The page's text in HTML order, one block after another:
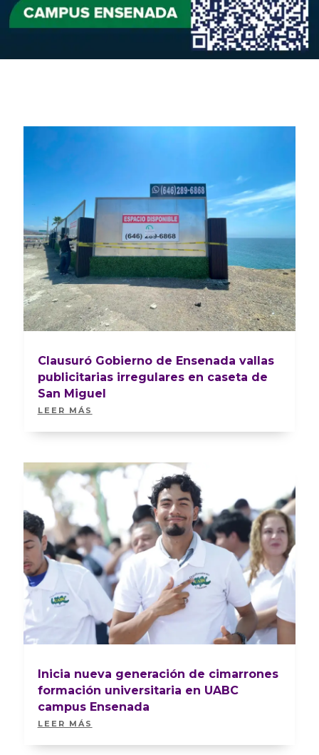
Clausuró Gobierno de Ensenada vallas
publicitarias irregulares en caseta de
San Miguel
LEER MÁS
Inicia nueva generación de cimarrones
formación universitaria en UABC
campus Ensenada
LEER MÁS